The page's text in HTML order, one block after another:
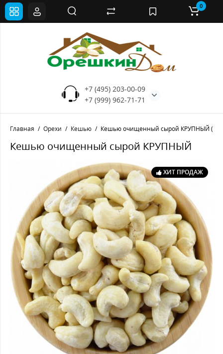
+7 (495) 203-00-09
+7 (999) 962-71-71
0
Главная Орехи Кешью Кешью очищенный сырой КРУПНЫЙ
Кешью очищенный сырой КРУПНЫЙ
ХИТ ПРОДАЖ